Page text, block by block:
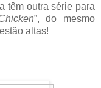
têm outra série para
”, do mesmo
altas!